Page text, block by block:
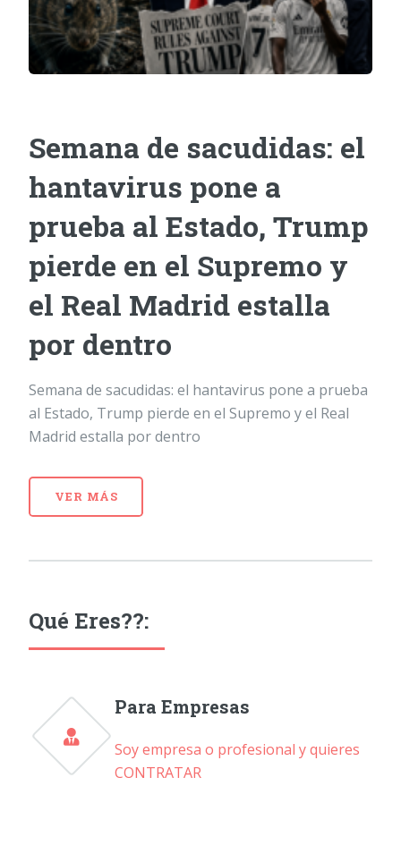
Semana de sacudidas: el
hantavirus pone a
prueba al Estado, Trump
pierde en el Supremo y
el Real Madrid estalla
por dentro
Semana de sacudidas: el hantavirus pone a prueba
al Estado, Trump pierde en el Supremo y el Real
Madrid estalla por dentro
VER MÁS
Qué Eres??:
Para Empresas
Soy empresa o profesional y quieres
CONTRATAR